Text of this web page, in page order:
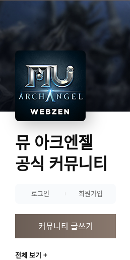
뮤 아크엔젤
공식 커뮤니티
로그인 회원가입
커뮤니티 글쓰기
전체 보기